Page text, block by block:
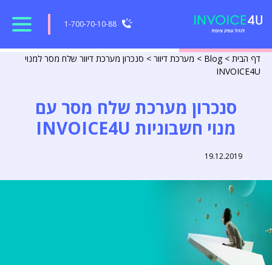
1-700-70-10-88
דף הבית >
Blog
> מערכת דיוור > סנכרון מערכת דיוור שלח מסר למנוי
INVOICE4U
סנכרון מערכת שלח מסר עם
מנוי חשבוניות INVOICE4U
19.12.2019